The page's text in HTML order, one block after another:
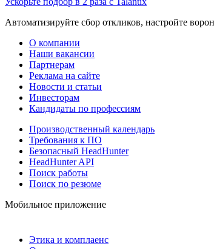
Автоматизируйте сбор откликов, настройте
О компании
Наши вакансии
Партнерам
Реклама на сайте
Новости и статьи
Инвесторам
Кандидаты по профессиям
Производственный календарь
Требования к ПО
Безопасный HeadHunter
HeadHunter API
Поиск работы
Поиск по резюме
Мобильное приложение
Этика и комплаенс